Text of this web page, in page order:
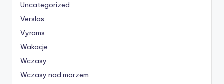
Uncategorized
Verslas
Vyrams
Wakacje
Wczasy
Wczasy nad morzem